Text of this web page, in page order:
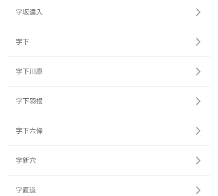
字坂違入
字下
字下川原
字下羽根
字下六條
字新穴
字直道